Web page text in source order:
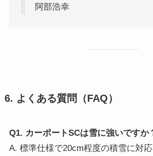
阿部浩幸
6. よくある質問（FAQ）
Q1. カーポートSCは雪に強いですか
A. 標準仕様で20cm程度の積雪に対